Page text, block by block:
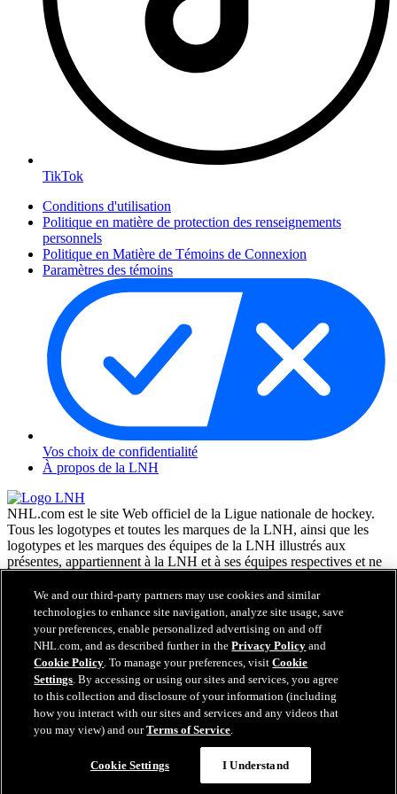
TikTok
Conditions d'utilisation
Politique en matière de protection des renseignements
personnels
Politique en Matière de Témoins de Connexion
Paramètres des témoins
Vos choix de confidentialité
À propos de la LNH
NHL.com est le site Web officiel de la Ligue nationale de hockey.
Tous les logotypes et toutes les marques de la LNH, ainsi que les
logotypes et les marques des équipes de la LNH illustrés aux
présentes, appartiennent à la LNH et à ses équipes respectives et ne
Enterprises, L.P. © LNH 2026. Tous droits réservés. Tous les
chandails d'équipe de la LNH personnalisés avec les noms des
joueurs de la LNH et leurs numéros sont officiellement sous license
de la LNH et de l'AJLNH. Le mot servant de marque Zamboni et la
configuration de la surfaceuse Zamboni sont des marques de
commerce déposées de Frank J. Zamboni & Co., Inc. © Frank J.
Zamboni & Co., Inc. 2026. Tous droits réservés. Toute autre marque
déposée ou tout droit d'auteur d'une tierce partie sont la propriété de
leurs auteurs respectifs. Tous droits réservés.
We and our third-party partners may use cookies and similar
technologies to enhance site navigation, analyze site usage, save
your preferences, enable personalized advertising on and off
NHL.com, and as described further in thePrivacy Policy and
Cookie Policy. To manage your preferences, visitCookie
Settings. By accessing or using our sites and services, you agree
to this collection and disclosure of your information (including
how you interact with our sites and services and any videos that
you may view) and ourTerms of Service.
Cookie Settings I Understand